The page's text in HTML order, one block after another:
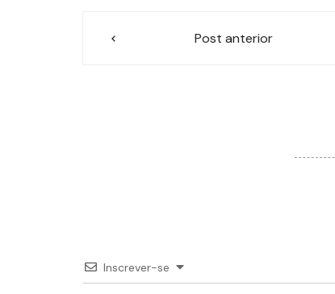
NavegaçãoPost anterior
Inscrever-se